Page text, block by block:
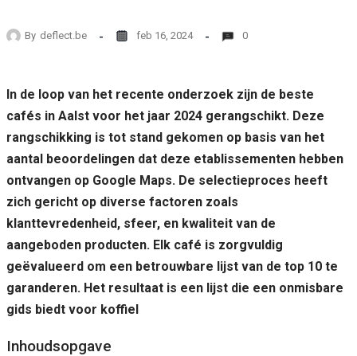
By deflect.be feb 16, 2024 0
In de loop van het recente onderzoek zijn de beste
cafés in Aalst voor het jaar 2024 gerangschikt. Deze
rangschikking is tot stand gekomen op basis van het
aantal beoordelingen dat deze etablissementen hebben
ontvangen op Google Maps. De selectieproces heeft
zich gericht op diverse factoren zoals
klanttevredenheid, sfeer, en kwaliteit van de
aangeboden producten. Elk café is zorgvuldig
geëvalueerd om een betrouwbare lijst van de top 10 te
garanderen. Het resultaat is een lijst die een onmisbare
gids biedt voor koffiel
Inhoudsopgave